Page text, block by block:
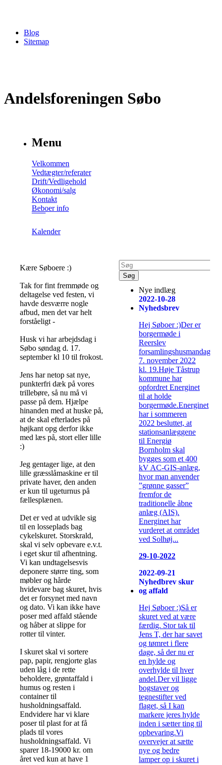
Blog
Sitemap
Andelsforeningen Søbo
Menu
Velkommen
Vedtægter/referater
Drift/Vedligehold
Økonomi/salg
Kontakt
Beboer info
Kalender
Kære Søboere :)
Tak for fint fremmøde og
deltagelse ved festen, vi
havde desværre nogle
afbud, men det var helt
forståeligt -
Husk vi har arbejdsdag i
Søbo søndag d. 17.
september kl 10 til frokost.
Jens har netop sat nye,
punkterfri dæk på vores
trillebøre, så nu må vi
passe på dem. Hjælpe
hinanden med at huske på,
at de skal efterlades på
højkant opg derfor ikke
med læs på, stort eller lille
:)
Jeg gentager lige, at den
lille græsslåmaskine er til
private haver, den anden
er kun til ugeturnus på
fællesplænen.
Det er ved at udvikle sig
til en losseplads bag
cykelskuret. Storskrald,
skal vi selv opbevare e.v.t.
i eget skur til afhentning.
Vi kan undtagelsesvis
deponere større ting, som
møbler og hårde
hvidevare bag skuret, hvis
det er forsynet med navn
og dato. Vi kan ikke have
poser med affald stående
og håber at slippe for
rotter til vinter.
I skuret skal vi sortere
pap, papir, rengjorte glas
uden låg i de rette
beholdere, grøntaffald i
humus og resten i
container til
husholdningsaffald.
Endvidere har vi klare
poser til plast for at få
plads til vores
husholdningsaffald. Vi
sparer 18-19000 kr. om
året ved kun at have 1
Nye indlæg
2022-10-28
Nyhedsbrev
Hej Søboer :)Der er
borgermøde i
Reerslev
forsamlingshusmandag.
7. november 2022
kl. 19.Høje Tåstrup
kommune har
opfordret Energinet
til at holde
borgermøde.Energinet
har i sommeren
2022 besluttet, at
stationsanlæggene
til Energiø
Bornholm skal
bygges som et 400
kV AC-GIS-anlæg,
hvor man anvender
”grønne gasser”
fremfor de
traditionelle åbne
anlæg (AIS).
Energinet har
vurderet at området
ved Solhøj...
29-10-2022
2022-09-21
Nyhedbrev skur
og affald
Hej Søboer :)Så er
skuret ved at være
færdig. Stor tak til
Jens T, der har savet
og tømret i flere
dage, så der nu er
en hylde og
overhylde til hver
andel.Der vil ligge
bogstaver og
tegnestifter ved
flaget, så I kan
markere jeres hylde
inden i sætter ting til
opbevaring.Vi
overvejer at sætte
nye og bedre
lamper op i skuret i